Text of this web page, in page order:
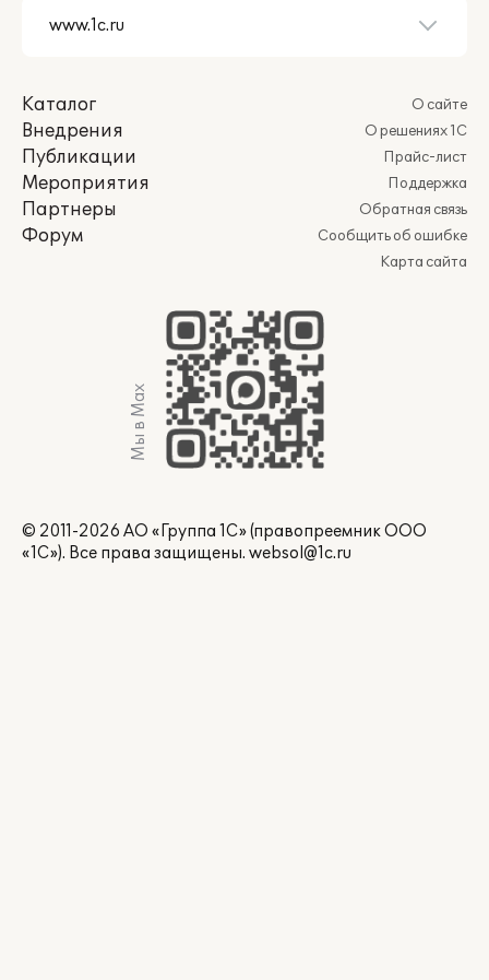
Каталог
Внедрения
Публикации
Мероприятия
Партнеры
Форум
О сайте
О решениях 1С
Прайс-лист
Поддержка
Обратная связь
Сообщить об ошибке
Карта сайта
Мы в Max
© 2011-2026 АО «Группа 1С» (правопреемник ООО
«1С»). Все права защищены. websol@1c.ru